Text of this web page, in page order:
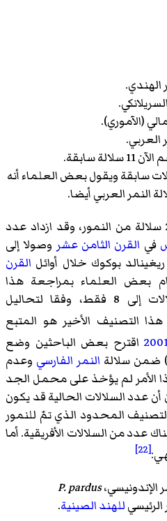
الهندي.
(الآموري).
العربي.
سابقة.
يضم الآن 5 سلالات سابقة ويقول بعض العلماء أنه
النمر العربي أيضا.
كان العلماء يصنفون قرابة 27 سلالة من النمور، وقد ازداد عدد
في القرن الثامن عشر وصولا إلى
ريغينالد بوكوك خلال أوائل القرن
بعض العلماء بمراجعة هذا
لتحاليل
هذا التصنيف الأخير هو المتبع
اقترح بعض الباحثين وضع
) ضمن سلالة النمر الفارسي وعدم
الأمر لم يؤخذ على محمل الجد
أن عدد السلالات الحالية قد يكون
المحدود الذي تمّ للنمور
عدد من السلالات الأفريقية. أما
[22]
الإندونيسي،P. pardus
الرئيسيللهند الصينية.